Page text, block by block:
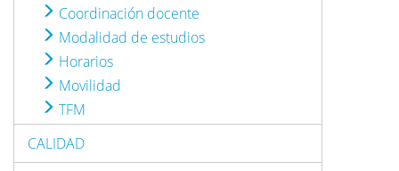
Coordinación docente
Modalidad de estudios
Horarios
Movilidad
TFM
CALIDAD